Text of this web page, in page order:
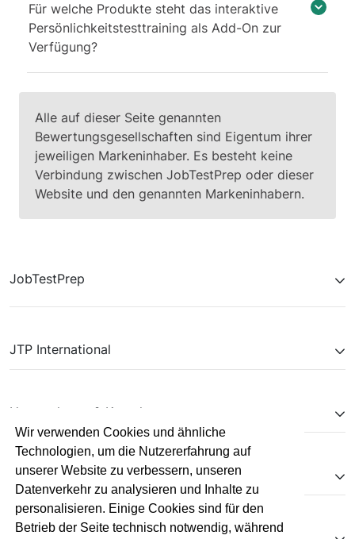
Wir verwenden Cookies und ähnliche
Technologien, um die Nutzererfahrung auf
unserer Website zu verbessern, unseren
Datenverkehr zu analysieren und Inhalte zu
personalisieren. Einige Cookies sind für den
Betrieb der Seite technisch notwendig, während
Für welche Produkte steht das interaktive
Persönlichkeitstesttraining als Add-On zur
Verfügung?
Alle auf dieser Seite genannten
Bewertungsgesellschaften sind Eigentum ihrer
jeweiligen Markeninhaber. Es besteht keine
Verbindung zwischen JobTestPrep oder dieser
Website und den genannten Markeninhabern.
JobTestPrep
JTP International
Unternehmen & Kontakt
Kooperationen